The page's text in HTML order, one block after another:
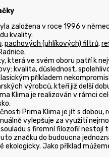
založena v roce 1996 v
kvality.
,pachových (uhlíkových) filtrů,
která ve svém oboru patří k
kvalita, důslednost,
příkladem
výrobců, kteří již delší
Klima je realizován v rámci
Prima Klima je jít s
vylepšuje za využití
s firemní filozofií nestojí
značku do budoucna
ekologicky. Jako příklad